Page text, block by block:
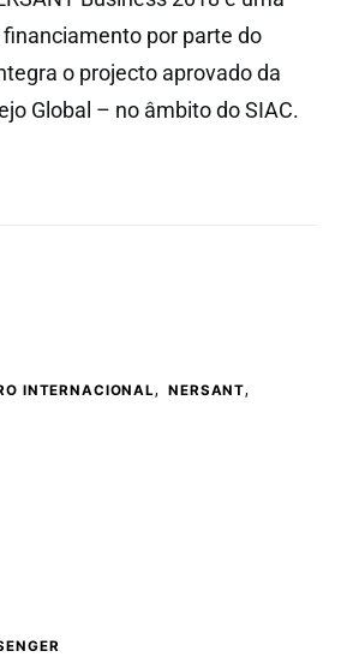
INTERNACIONAL, NERSANT,
por parte do
o projecto aprovado da
Global – no âmbito do SIAC.